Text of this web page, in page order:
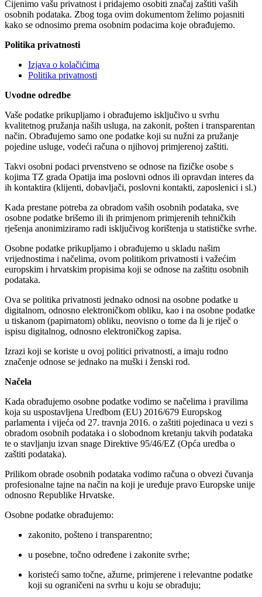
Cijenimo vašu privatnost i pridajemo osobiti značaj zaštiti vaših
osobnih podataka. Zbog toga ovim dokumentom želimo pojasniti
kako se odnosimo prema osobnim podacima koje obrađujemo.
Politika privatnosti
Izjava o kolačićima
Politika privatnosti
Uvodne odredbe
Vaše podatke prikupljamo i obrađujemo isključivo u svrhu
kvalitetnog pružanja naših usluga, na zakonit, pošten i transparentan
način. Obrađujemo samo one podatke koji su nužni za pružanje
pojedine usluge, vodeći računa o njihovoj primjerenoj zaštiti.
Takvi osobni podaci prvenstveno se odnose na fizičke osobe s
kojima TZ grada Opatija ima poslovni odnos ili opravdan interes da
ih kontaktira (klijenti, dobavljači, poslovni kontakti, zaposlenici i sl.)
Kada prestane potreba za obradom vaših osobnih podataka, sve
osobne podatke brišemo ili ih primjenom primjerenih tehničkih
rješenja anonimiziramo radi isključivog korištenja u statističke svrhe.
Osobne podatke prikupljamo i obrađujemo u skladu našim
vrijednostima i načelima, ovom politikom privatnosti i važećim
europskim i hrvatskim propisima koji se odnose na zaštitu osobnih
podataka.
Ova se politika privatnosti jednako odnosi na osobne podatke u
digitalnom, odnosno elektroničkom obliku, kao i na osobne podatke
u tiskanom (papirnatom) obliku, neovisno o tome da li je riječ o
ispisu digitalnog, odnosno elektroničkog zapisa.
Izrazi koji se koriste u ovoj politici privatnosti, a imaju rodno
značenje odnose se jednako na muški i ženski rod.
Načela
Kada obrađujemo osobne podatke vodimo se načelima i pravilima
koja su uspostavljena Uredbom (EU) 2016/679 Europskog
parlamenta i vijeća od 27. travnja 2016. o zaštiti pojedinaca u vezi s
obradom osobnih podataka i o slobodnom kretanju takvih podataka
te o stavljanju izvan snage Direktive 95/46/EZ (Opća uredba o
zaštiti podataka).
Prilikom obrade osobnih podataka vodimo računa o obvezi čuvanja
profesionalne tajne na način na koji je uređuje pravo Europske unije
odnosno Republike Hrvatske.
Osobne podatke obrađujemo:
zakonito, pošteno i transparentno;
u posebne, točno određene i zakonite svrhe;
koristeći samo točne, ažurne, primjerene i relevantne podatke
koji su ograničeni na svrhu u koju se obrađuju;